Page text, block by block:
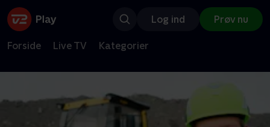
Log ind Prøv nu
Forside Live TV Kategorier